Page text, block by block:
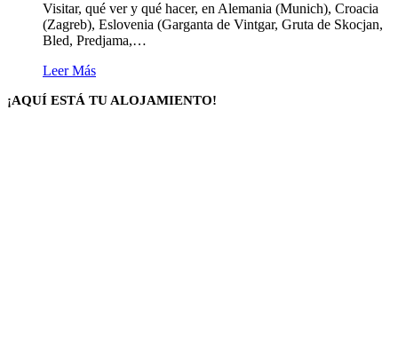
Visitar, qué ver y qué hacer, en Alemania (Munich), Croacia
(Zagreb), Eslovenia (Garganta de Vintgar, Gruta de Skocjan,
Bled, Predjama,…
Leer Más
¡AQUÍ ESTÁ TU ALOJAMIENTO!